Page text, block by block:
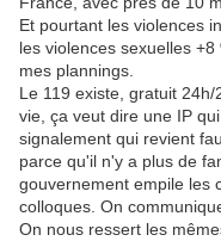
Et pourtant les violences
les violences sexuelles
mes plannings.
Le 119 existe, gratuit
vie, ça veut dire une IP
signalement qui revient
parce qu'il n'y a plus de
gouvernement empile les
colloques. On
On nous ressert les